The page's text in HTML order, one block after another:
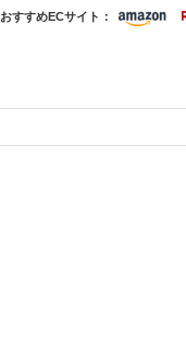
おすすめECサイト：